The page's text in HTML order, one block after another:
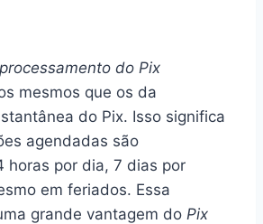
do Pix
mesmos que os da
do Pix. Isso significa
agendadas são
horas por dia, 7 dias por
em feriados. Essa
grande vantagem do Pix